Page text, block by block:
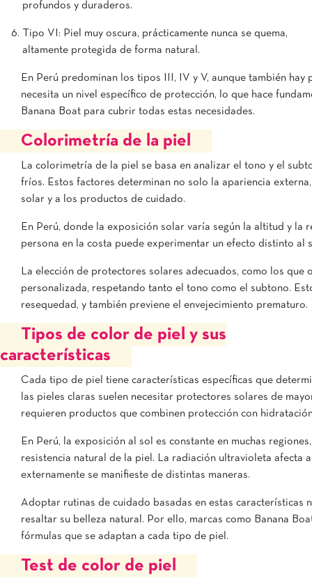
profundos y duraderos.
Tipo VI: Piel muy oscura, prácticamente nunca se quema,
altamente protegida de forma natural.
En Perú predominan los tipos III, IV y V, aunque también
necesita un nivel específico de protección, lo que hace
Banana Boat para cubrir todas estas necesidades.
Colorimetría de la piel
La colorimetría de la piel se basa en analizar el tono y el
fríos. Estos factores determinan no solo la apariencia
solar y a los productos de cuidado.
En Perú, donde la exposición solar varía según la altitud y
persona en la costa puede experimentar un efecto distinto
La elección de protectores solares adecuados, como los
personalizada, respetando tanto el tono como el subtono.
resequedad, y también previene el envejecimiento prematuro.
Tipos de color de piel y sus
características
Cada tipo de piel tiene características específicas que
las pieles claras suelen necesitar protectores solares de
requieren productos que combinen protección con
En Perú, la exposición al sol es constante en muchas
resistencia natural de la piel. La radiación ultravioleta afecta
externamente se manifieste de distintas maneras.
Adoptar rutinas de cuidado basadas en estas características
resaltar su belleza natural. Por ello, marcas como Banana
fórmulas que se adaptan a cada tipo de piel.
Test de color de piel